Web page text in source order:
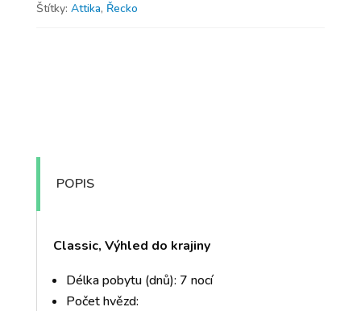
Štítky: Attika, Řecko
POPIS
Classic, Výhled do krajiny
Délka pobytu (dnů): 7 nocí
Počet hvězd: